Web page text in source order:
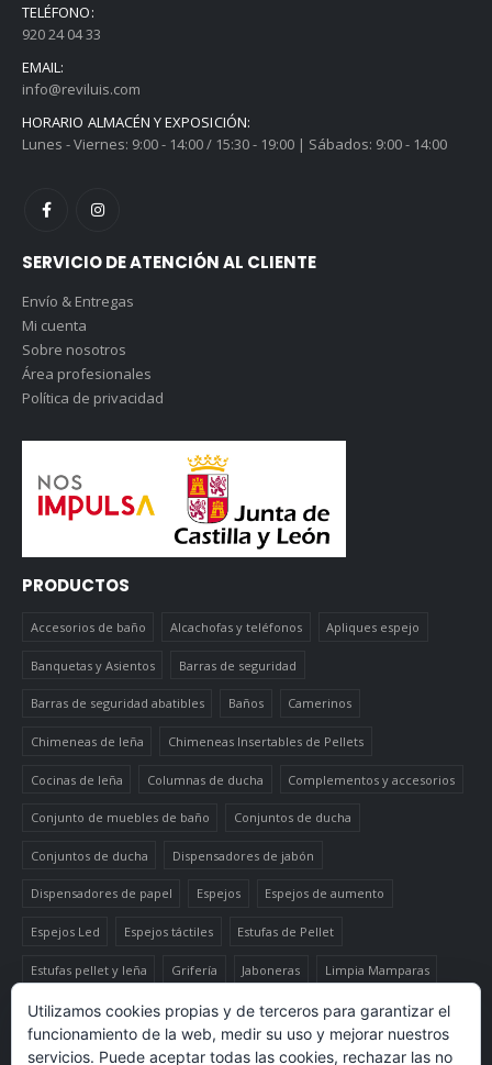
TELÉFONO:
920 24 04 33
EMAIL:
info@reviluis.com
HORARIO ALMACÉN Y EXPOSICIÓN:
Lunes - Viernes: 9:00 - 14:00 / 15:30 - 19:00 | Sábados: 9:00 - 14:00
SERVICIO DE ATENCIÓN AL CLIENTE
Envío & Entregas
Mi cuenta
Sobre nosotros
Área profesionales
Política de privacidad
PRODUCTOS
Accesorios de baño Alcachofas y teléfonos Apliques espejo
Banquetas y Asientos Barras de seguridad
Barras de seguridad abatibles Baños Camerinos
Chimeneas de leña Chimeneas Insertables de Pellets
Cocinas de leña Columnas de ducha Complementos y accesorios
Conjunto de muebles de baño Conjuntos de ducha
Conjuntos de ducha Dispensadores de jabón
Dispensadores de papel Espejos Espejos de aumento
Espejos Led Espejos táctiles Estufas de Pellet
Estufas pellet y leña Grifería Jaboneras Limpia Mamparas
Luminaria Mueble auxiliar alto Muebles de baño Papeleras
Termo-productos de leña TermoChimeneas de Pellets
Utilizamos cookies propias y de terceros para garantizar el
funcionamiento de la web, medir su uso y mejorar nuestros
servicios. Puede aceptar todas las cookies, rechazar las no